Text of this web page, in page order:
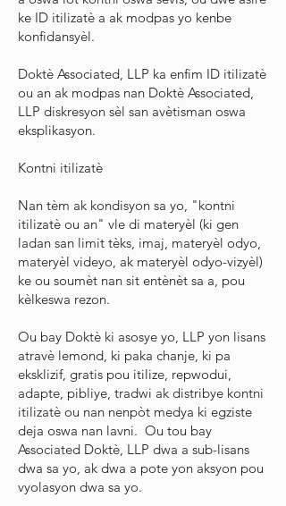
ke ID itilizatè a ak modpas yo kenbe
konfidansyèl.
Doktè Associated, LLP ka enfim ID itilizatè
ou an ak modpas nan Doktè Associated,
LLP diskresyon sèl san avètisman oswa
eksplikasyon.
Kontni itilizatè
Nan tèm ak kondisyon sa yo, "kontni
itilizatè ou an" vle di materyèl (ki gen
ladan san limit tèks, imaj, materyèl odyo,
materyèl videyo, ak materyèl odyo-vizyèl)
ke ou soumèt nan sit entènèt sa a, pou
kèlkeswa rezon.
Ou bay Doktè ki asosye yo, LLP yon lisans
atravè lemond, ki paka chanje, ki pa
eksklizif, gratis pou itilize, repwodui,
adapte, pibliye, tradwi ak distribye kontni
itilizatè ou nan nenpòt medya ki egziste
deja oswa nan lavni. Ou tou bay
Associated Doktè, LLP dwa a sub-lisans
dwa sa yo, ak dwa a pote yon aksyon pou
vyolasyon dwa sa yo.